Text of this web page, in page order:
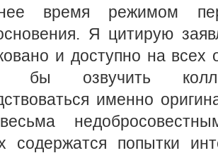
время режимом
Я цитирую
и доступно на
бы озвучить
именно
содержатся попытки